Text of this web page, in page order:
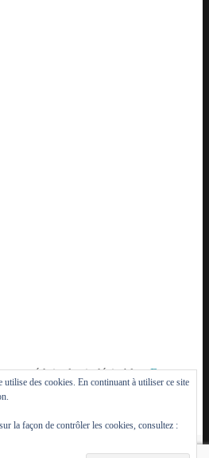
pour réduire les indésirables.En
dont les données de vos
2026
utilise des cookies. En continuant à utiliser ce site
la façon de contrôler les cookies, consultez :